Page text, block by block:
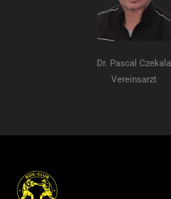
Dr. Pascal Czekala
Vereinsarzt